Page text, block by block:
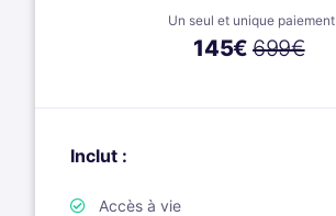
Un seul et unique paiement
145€ 699€
Inclut :
Accès à vie